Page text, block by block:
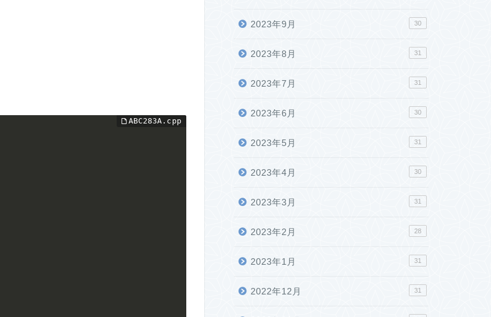
2023年9月 30
2023年8月 31
2023年7月 31
2023年6月 30
2023年5月 31
2023年4月 30
2023年3月 31
2023年2月 28
2023年1月 31
2022年12月 31